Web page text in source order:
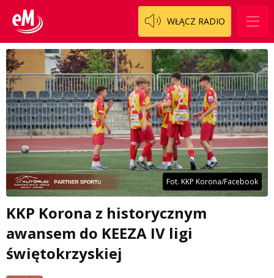
WŁĄCZ RADIO
Fot. KKP Korona/Facebook
KKP Korona z historycznym
awansem do KEEZA IV ligi
świętokrzyskiej